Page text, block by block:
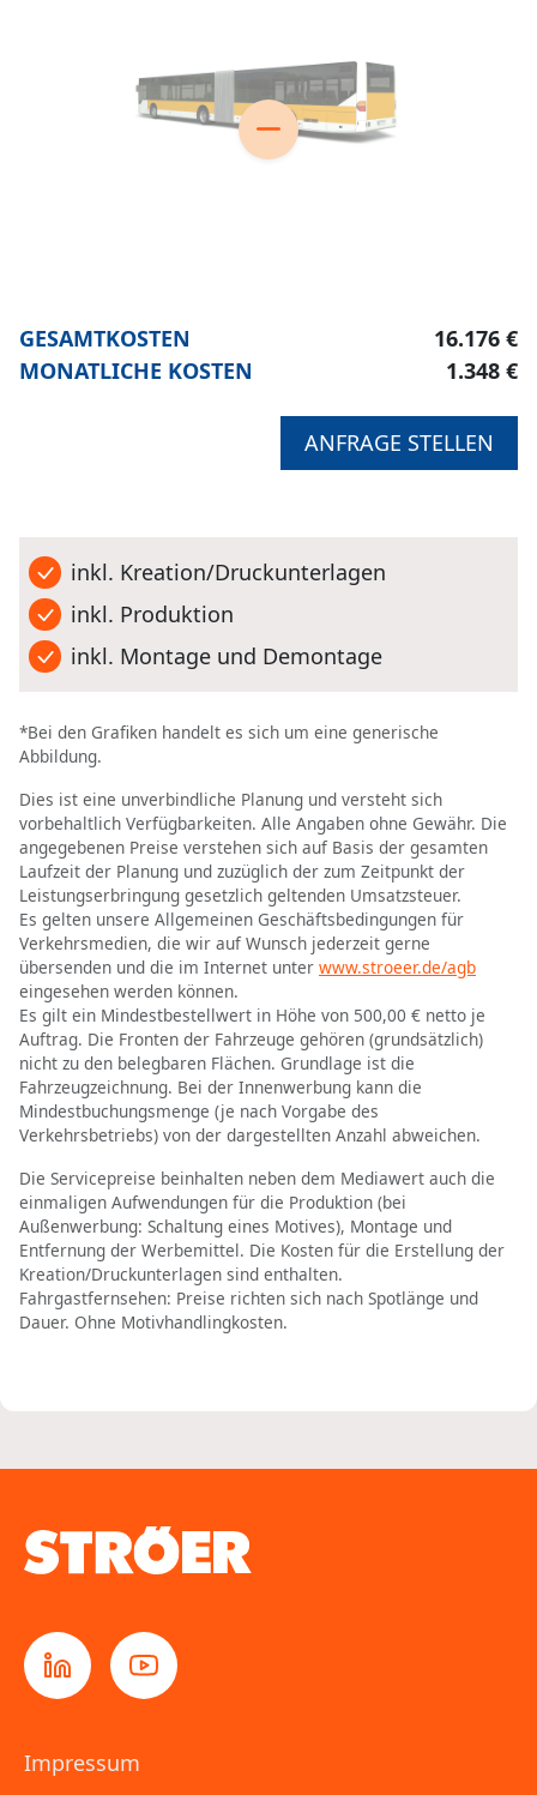
GESAMTKOSTEN
16.176 €
MONATLICHE KOSTEN
1.348 €
ANFRAGE STELLEN
inkl. Kreation/Druckunterlagen
inkl. Produktion
inkl. Montage und Demontage
*Bei den Grafiken handelt es sich um eine generische
Abbildung.
Dies ist eine unverbindliche Planung und versteht sich
vorbehaltlich Verfügbarkeiten. Alle Angaben ohne Gewähr. Die
angegebenen Preise verstehen sich auf Basis der gesamten
Laufzeit der Planung und zuzüglich der zum Zeitpunkt der
Leistungserbringung gesetzlich geltenden Umsatzsteuer.
Es gelten unsere Allgemeinen Geschäftsbedingungen für
Verkehrsmedien, die wir auf Wunsch jederzeit gerne
übersenden und die im Internet unter www.stroeer.de/agb
eingesehen werden können.
Es gilt ein Mindestbestellwert in Höhe von 500,00 € netto je
Auftrag. Die Fronten der Fahrzeuge gehören (grundsätzlich)
nicht zu den belegbaren Flächen. Grundlage ist die
Fahrzeugzeichnung. Bei der Innenwerbung kann die
Mindestbuchungsmenge (je nach Vorgabe des
Verkehrsbetriebs) von der dargestellten Anzahl abweichen.
Die Servicepreise beinhalten neben dem Mediawert auch die
einmaligen Aufwendungen für die Produktion (bei
Außenwerbung: Schaltung eines Motives), Montage und
Entfernung der Werbemittel. Die Kosten für die Erstellung der
Kreation/Druckunterlagen sind enthalten.
Fahrgastfernsehen: Preise richten sich nach Spotlänge und
Dauer. Ohne Motivhandlingkosten.
Impressum